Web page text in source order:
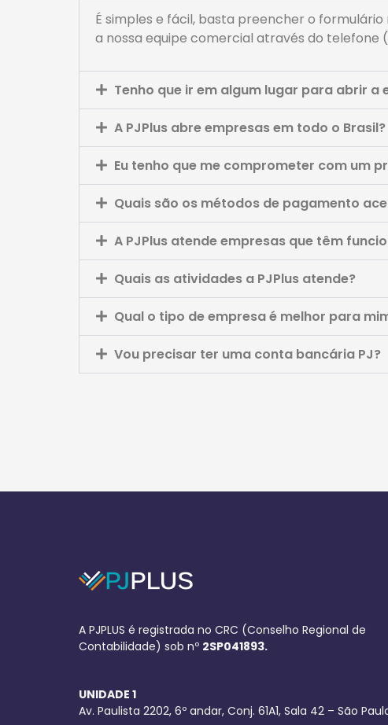
É simples e fácil, basta preencher o
a nossa equipe comercial através do telefone
Tenho que ir em algum lugar para abrir a
A PJPlus abre empresas em todo o Brasil?
Eu tenho que me comprometer com um
Quais são os métodos de pagamento
A PJPlus atende empresas que têm
Quais as atividades a PJPlus atende?
Qual o tipo de empresa é melhor para
Vou precisar ter uma conta bancária PJ?
A PJPLUS é registrada no CRC (Conselho Regional de
Contabilidade) sob nº 2SP041893.
UNIDADE 1
Av. Paulista 2202, 6º andar, Conj. 61A1, Sala 42 – São